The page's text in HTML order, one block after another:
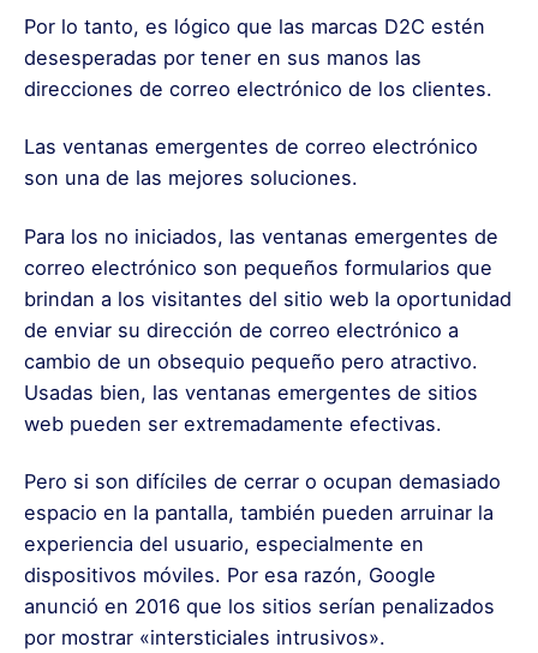
Por lo tanto, es lógico que las marcas D2C estén
desesperadas por tener en sus manos las
direcciones de correo electrónico de los clientes.
Las ventanas emergentes de correo electrónico
son una de las mejores soluciones.
Para los no iniciados, las ventanas emergentes de
correo electrónico son pequeños formularios que
brindan a los visitantes del sitio web la oportunidad
de enviar su dirección de correo electrónico a
cambio de un obsequio pequeño pero atractivo.
Usadas bien, las ventanas emergentes de sitios
web pueden ser extremadamente efectivas.
Pero si son difíciles de cerrar o ocupan demasiado
espacio en la pantalla, también pueden arruinar la
experiencia del usuario, especialmente en
dispositivos móviles. Por esa razón, Google
anunció en 2016 que los sitios serían penalizados
por mostrar «intersticiales intrusivos».